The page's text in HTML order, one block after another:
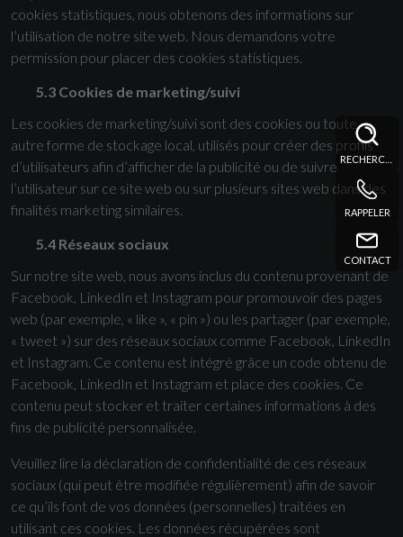
RAPPELER
CONTACT
cookies statistiques, nous obtenons des informations sur
l’utilisation de notre site web. Nous demandons votre
permission pour placer des cookies statistiques.
5.3 Cookies de marketing/suivi
Les cookies de marketing/suivi sont des cookies ou toute
autre forme de stockage local, utilisés pour créer des profils
d’utilisateurs afin d’afficher de la publicité ou de suivre
l’utilisateur sur ce site web ou sur plusieurs sites web dans des
finalités marketing similaires.
5.4 Réseaux sociaux
Sur notre site web, nous avons inclus du contenu provenant de
Facebook, LinkedIn et Instagram pour promouvoir des pages
web (par exemple, « like », « pin ») ou les partager (par exemple,
« tweet ») sur des réseaux sociaux comme Facebook, LinkedIn
et Instagram. Ce contenu est intégré grâce un code obtenu de
Facebook, LinkedIn et Instagram et place des cookies. Ce
contenu peut stocker et traiter certaines informations à des
fins de publicité personnalisée.
Veuillez lire la déclaration de confidentialité de ces réseaux
sociaux (qui peut être modifiée régulièrement) afin de savoir
ce qu’ils font de vos données (personnelles) traitées en
utilisant ces cookies. Les données récupérées sont